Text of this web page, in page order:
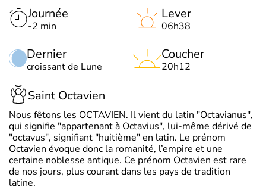
Journée
-2 min
Dernier
croissant de Lune
Lever
06h38
Coucher
20h12
Saint Octavien
Nous fêtons les OCTAVIEN. Il vient du latin "Octavianus",
qui signifie "appartenant à Octavius", lui-même dérivé de
"octavus", signifiant "huitième" en latin. Le prénom
Octavien évoque donc la romanité, l’empire et une
certaine noblesse antique. Ce prénom Octavien est rare
de nos jours, plus courant dans les pays de tradition
latine.